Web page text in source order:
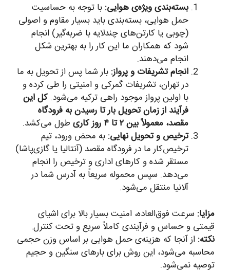
بسته‌بندی ویژه‌ی هوایی: با توجه به حساسیت
حمل هوایی، بسته‌بندی باید بسیار مقاوم و اصولی
(چوبی یا کارتن‌های چندلایه با ضربه‌گیر) انجام
شود که همکاران ما این کار را به بهترین شکل
انجام می‌دهند.
انجام تشریفات و پرواز: بار شما پس از تحویل به ما
در تهران، تشریفات گمرکی و امنیتی را طی کرده و
با اولین پرواز موجود راهی ترکیه می‌شود. کل این
فرآیند از زمان تحویل بار تا رسیدن به فرودگاه
مقصد، معمولاً بین ۲ تا ۴ روز کاری
طول می‌کشد.
ترخیص و تحویل نهایی: به محض ورود، تیم
ترخیص‌کار ما در فرودگاه مقصد (آنتالیا یا گازی‌پاشا)
مستقر شده و کارهای اداری و ترخیص را انجام
می‌دهد. سپس محموله سریعاً به آدرس شما در
آلانیا منتقل می‌شود.
مزایا: سرعت فوق‌العاده، امنیت بسیار بالا برای اشیای
قیمتی و حساس و فرآیندی کاملاً سریع و تحت کنترل.
نکته: از آنجا که هزینه‌ی حمل هوایی بر اساس وزن حجمی
محاسبه می‌شود، این روش برای بارهای سنگین و حجیم
توصیه نمی‌شود.